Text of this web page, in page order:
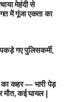
मेहंदी से
में गूंजा एकता का
गए पुलिसकर्मी,
का कहर — भारी पेड़
कई घायल |